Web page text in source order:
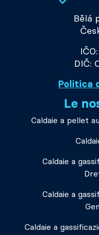
Bělá
DIČ:
Politica
Le
Caldaie a pellet
Caldaie a
Caldaie a
Caldaie a